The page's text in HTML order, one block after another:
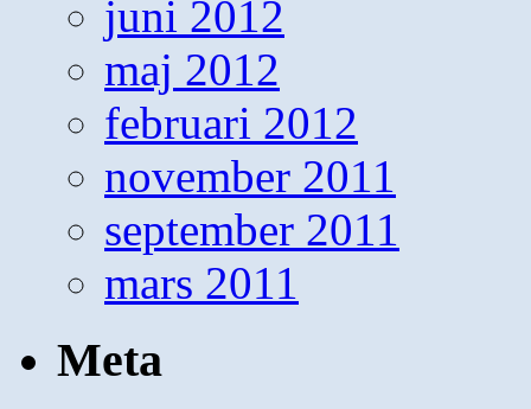
juni 2012
maj 2012
februari 2012
november 2011
september 2011
mars 2011
Meta